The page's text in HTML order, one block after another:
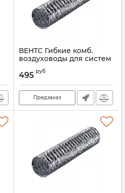
ВЕНТС Гибкие комб.
воздуховоды для систем
вентиляции Поливент
605М0/203/10 (сетка)
Артикул: 00000020272
495 руб
Предзаказ